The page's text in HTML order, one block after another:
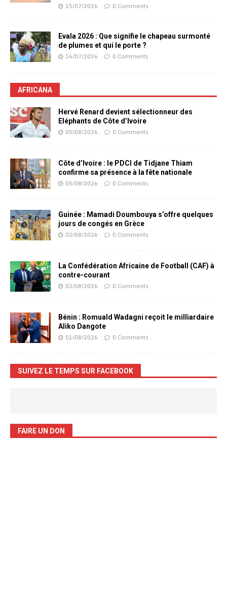
15/07/2026 0 Comments
Evala 2026 : Que signifie le chapeau surmonté
de plumes et qui le porte ?
14/07/2026 0 Comments
AFRICANA
Hervé Renard devient sélectionneur des
Eléphants de Côte d’Ivoire
05/08/2026 0 Comments
Côte d’Ivoire : le PDCI de Tidjane Thiam
confirme sa présence à la fête nationale
05/08/2026 0 Comments
Guinée : Mamadi Doumbouya s’offre quelques
jours de congés en Grèce
02/08/2026 0 Comments
La Confédération Africaine de Football (CAF) à
contre-courant
02/08/2026 0 Comments
Bénin : Romuald Wadagni reçoit le milliardaire
Aliko Dangote
01/08/2026 0 Comments
SUIVEZ LE TEMPS SUR FACEBOOK
FAIRE UN DON